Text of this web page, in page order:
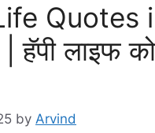
Quotes
हॅपी लाइफ
by Arvind